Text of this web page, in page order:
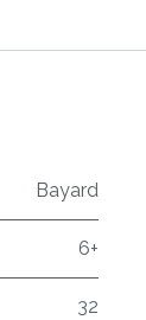
Bayard
6+
32